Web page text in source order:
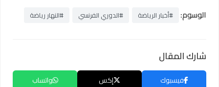
الوسوم: #أخبار الرياضة #الدوري الفرنسي #النهار رياضة
شارك المقال
فيسبوك إكس واتساب